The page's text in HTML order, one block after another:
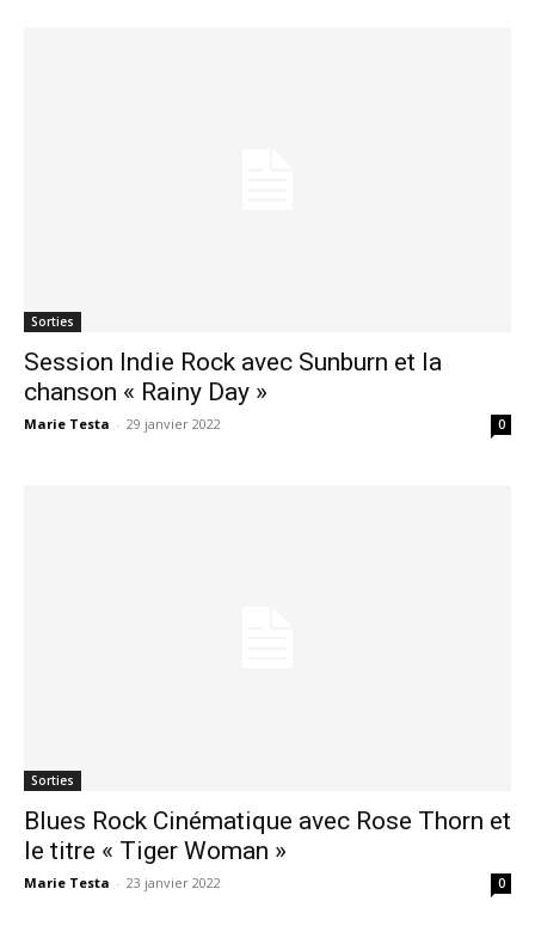
Sorties
Session Indie Rock avec Sunburn et la
chanson « Rainy Day »
Marie Testa - 29 janvier 2022 0
Sorties
Blues Rock Cinématique avec Rose Thorn et
le titre « Tiger Woman »
Marie Testa - 23 janvier 2022 0